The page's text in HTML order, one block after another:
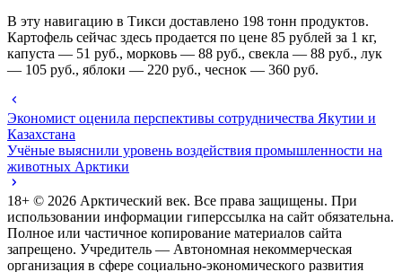
В эту навигацию в Тикси доставлено 198 тонн продуктов.
Картофель сейчас здесь продается по цене 85 рублей за 1 кг,
капуста — 51 руб., морковь — 88 руб., свекла — 88 руб., лук
— 105 руб., яблоки — 220 руб., чеснок — 360 руб.
Экономист оценила перспективы сотрудничества Якутии и
Казахстана
Учёные выяснили уровень воздействия промышленности на
животных Арктики
18+ © 2026 Арктический век. Все права защищены. При
использовании информации гиперссылка на сайт обязательна.
Полное или частичное копирование материалов сайта
запрещено. Учредитель — Автономная некоммерческая
организация в сфере социально-экономического развития